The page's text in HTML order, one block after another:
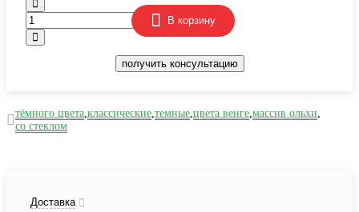
В корзину
получить консультацию
тёмного цвета,классические,темные,цвета венге,массив ольхи,
со стеклом
Доставка